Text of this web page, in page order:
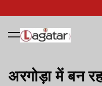
अरगोड़ा में बन